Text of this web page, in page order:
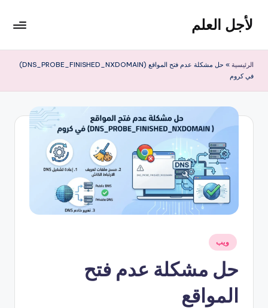
التجاوز
المحتوى
لأجل العلم
موقع
التقنية
في
الرئيسية »
حل مشكلة عدم فتح المواقع (DNS_PROBE_FINISHED_NXDOMAIN)
في كروم
نُشر
في
ويب
حل مشكلة عدم فتح
المواقع